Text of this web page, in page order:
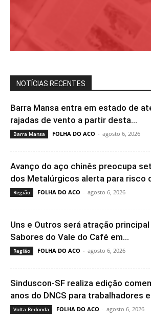
NOTÍCIAS RECENTES
Barra Mansa entra em estado de
rajadas de vento a partir desta...
Barra Mansa FOLHA DO ACO - agosto 6, 2026
Avanço do aço chinês preocupa
dos Metalúrgicos alerta para risco
Região FOLHA DO ACO - agosto 6, 2026
Uns e Outros será atração
Sabores do Vale do Café em...
Região FOLHA DO ACO - agosto 6, 2026
Sinduscon-SF realiza edição
anos do DNCS para trabalhadores
Volta Redonda FOLHA DO ACO - agosto 6, 2026